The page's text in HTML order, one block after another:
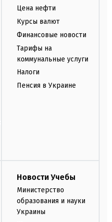
Цена нефти
Курсы валют
Финансовые новости
Тарифы на
коммунальные услуги
Налоги
Пенсия в Украине
Новости Учебы
Министерство
образования и науки
Украины